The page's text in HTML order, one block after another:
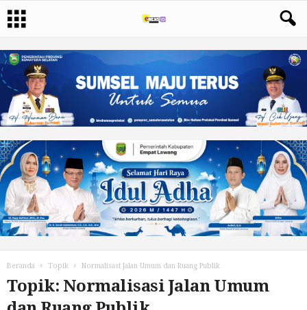
Beranda Topik Normalisasi Jalan Umum dan Ruang Publik
Topik: Normalisasi Jalan Umum